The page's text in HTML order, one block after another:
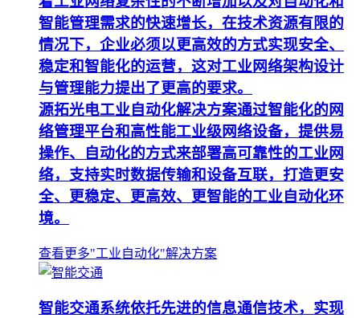
智能管理需求的快速增长，在技术资源有限的
情况下，企业必须以更高效的方式实现安全、
稳定和智能化的运营，这对工业网络架构设计
与管理能力提出了更高的要求。
源拓光电工业自动化解决方案通过智能化的网
络管理平台和高性能工业级网络设备，提供易
操作、自动化的方式来部署高可靠性的工业网
络，支持实时数据传输和设备互联，打造更安
全、更稳定、更高效、更智能的工业自动化环
境。
查看更多"工业自动化"解决方案
智能交通系统依托先进的信息通信技术，实现